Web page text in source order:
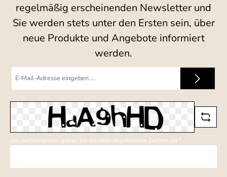
regelmäßig erscheinenden Newsletter und
Sie werden stets unter den Ersten sein, über
neue Produkte und Angebote informiert
werden.
Mail-
Um weiterzugehen, geben Sie die oben abgebildeten Zeichen ein *